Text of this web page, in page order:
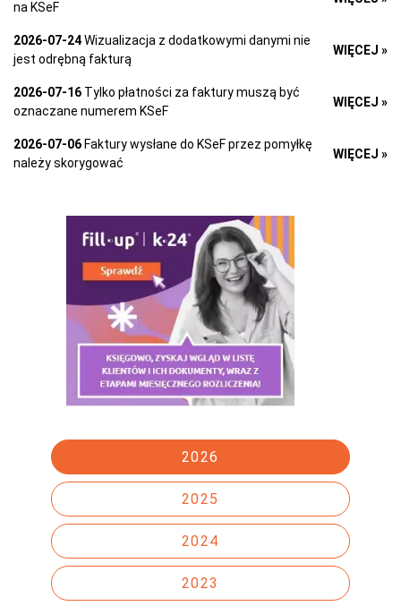
na KSeF
2026-07-24Wizualizacja z dodatkowymi danymi nie
jest odrębną fakturą
WIĘCEJ »
2026-07-16 Tylko płatności za faktury muszą być
oznaczane numerem KSeF
WIĘCEJ »
2026-07-06 Faktury wysłane do KSeF przez pomyłkę
należy skorygować
WIĘCEJ »
2026
2025
2024
2023